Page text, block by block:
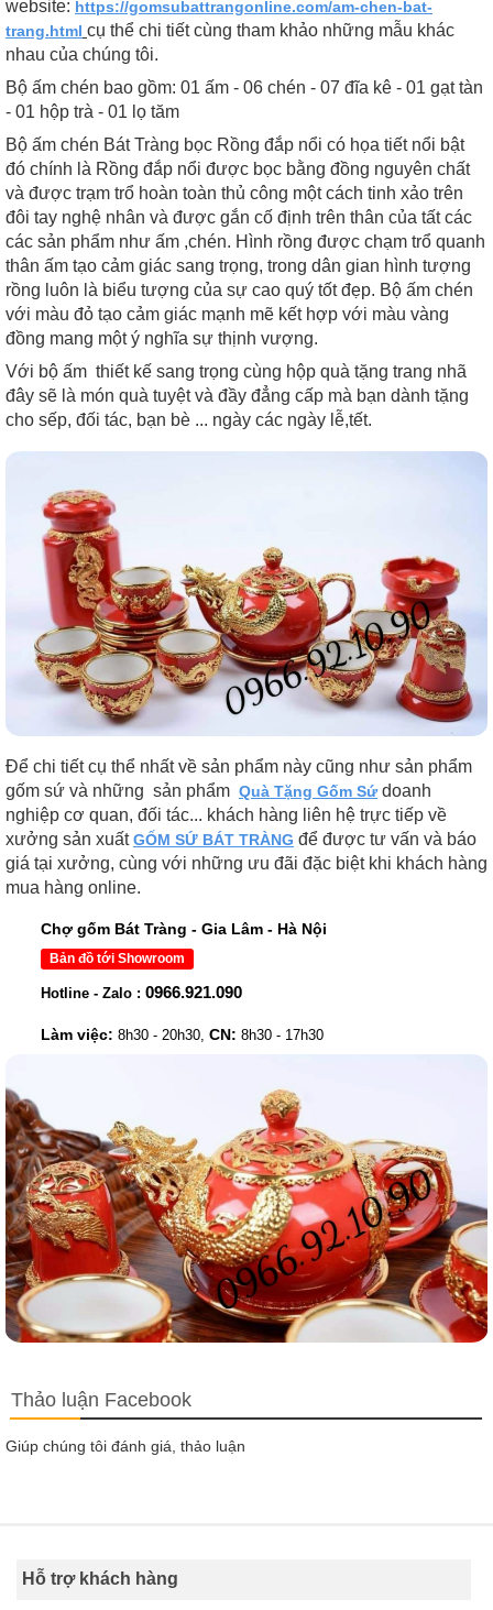
website: https://gomsubattrangonline.com/am-chen-bat-
trang.html cụ thể chi tiết cùng tham khảo những mẫu khác
nhau của chúng tôi.
Bộ ấm chén bao gồm: 01 ấm - 06 chén - 07 đĩa kê - 01 gạt tàn
- 01 hộp trà - 01 lọ tăm
Bộ ấm chén Bát Tràng bọc Rồng đắp nổi có họa tiết nổi bật
đó chính là Rồng đắp nổi được bọc bằng đồng nguyên chất
và được trạm trổ hoàn toàn thủ công một cách tinh xảo trên
đôi tay nghệ nhân và được gắn cố định trên thân của tất các
các sản phẩm như ấm ,chén. Hình rồng được chạm trổ quanh
thân ấm tạo cảm giác sang trọng, trong dân gian hình tượng
rồng luôn là biểu tượng của sự cao quý tốt đẹp. Bộ ấm chén
với màu đỏ tạo cảm giác mạnh mẽ kết hợp với màu vàng
đồng mang một ý nghĩa sự thịnh vượng.
Với bộ ấm thiết kế sang trọng cùng hộp quà tặng trang nhã
đây sẽ là món quà tuyệt và đầy đẳng cấp mà bạn dành tặng
cho sếp, đối tác, bạn bè ... ngày các ngày lễ,tết.
Để chi tiết cụ thể nhất về sản phẩm này cũng như sản phẩm
gốm sứ và những sản phẩm Quà Tặng Gốm Sứdoanh
nghiệp cơ quan, đối tác... khách hàng liên hệ trực tiếp về
xưởng sản xuấtGỐM SỨ BÁT TRÀNG để được tư vấn và báo
giá tại xưởng, cùng với những ưu đãi đặc biệt khi khách hàng
mua hàng online.
Chợ gốm Bát Tràng - Gia Lâm - Hà Nội
Bản đồ tới Showroom
Hotline - Zalo : 0966.921.090
Làm việc: 8h30 - 20h30, CN: 8h30 - 17h30
Thảo luận Facebook
Giúp chúng tôi đánh giá, thảo luận
Hỗ trợ khách hàng